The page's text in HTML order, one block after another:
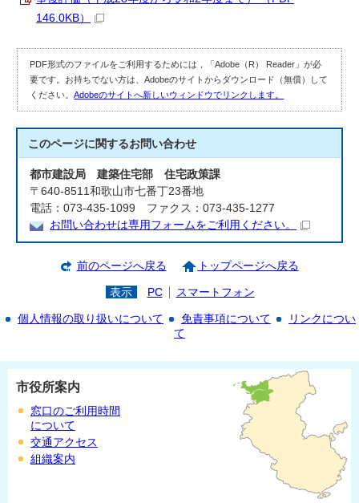
146.0KB）
PDF形式のファイルをご利用するためには，「Adobe（R） Reader」が必
要です。お持ちでない方は、Adobeのサイトからダウンロード（無償）して
ください。Adobeのサイトへ新しいウィンドウでリンクします。
このページに関するお問い合わせ
都市建設局 建築住宅部 住宅政策課
〒640-8511和歌山市七番丁23番地
電話：073-435-1099 ファクス：073-435-1277
お問い合わせは専用フォームをご利用ください。
前のページへ戻る トップページへ戻る
表示 PC スマートフォン
個人情報の取り扱いについて 免責事項について
リンクについ
て
市役所案内
窓口のご利用時間
について
交通アクセス
組織案内